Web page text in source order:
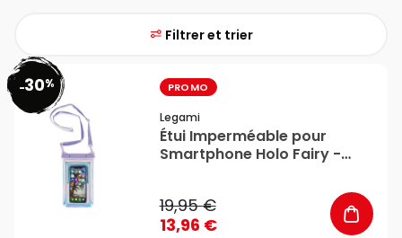
Filtrer et trier
-30% PROMO
Legami
Étui Imperméable pour
Smartphone Holo Fairy -
19,95 €
13,96 €